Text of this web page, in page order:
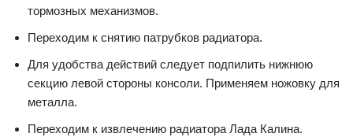
тормозных механизмов.
Переходим к снятию патрубков радиатора.
Для удобства действий следует подпилить нижнюю
секцию левой стороны консоли. Применяем ножовку для
металла.
Переходим к извлечению радиатора Лада Калина.